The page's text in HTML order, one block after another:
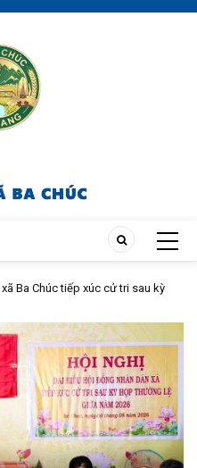
cử tri sau kỳ
Công an xã Ba